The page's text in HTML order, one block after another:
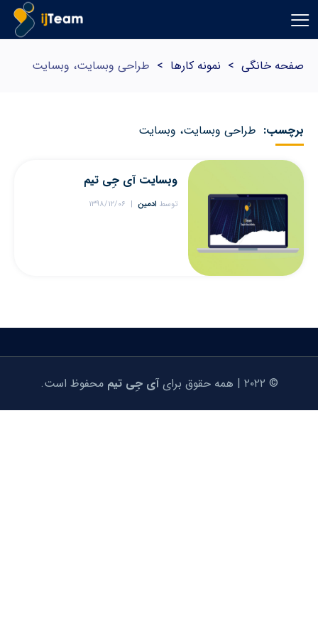
صفحه خانگی > نمونه کارها > طراحی وبسایت، وبسایت
برچسب: طراحی وبسایت، وبسایت
وبسایت آی جِی تیم
توسط ادمین ۱۳۹۸/۱۲/۰۶
© ۲۰۲۲ | همه حقوق برای آی جِی تیم محفوظ است.